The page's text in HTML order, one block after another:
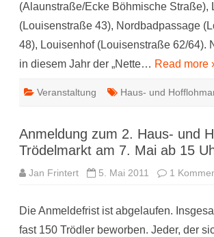
(Alaunstraße/Ecke Böhmische Straße),
(Louisenstraße 43), Nordbadpassage
48), Louisenhof (Louisenstraße 62/64).
in diesem Jahr der „Nette… Read more
Veranstaltung Haus- und
Anmeldung zum 2. Haus- und
Trödelmarkt am 7. Mai ab 15
Jan Frintert 5. Mai 2011 1
Die Anmeldefrist ist abgelaufen.
fast 150 Trödler beworben. Jeder, der